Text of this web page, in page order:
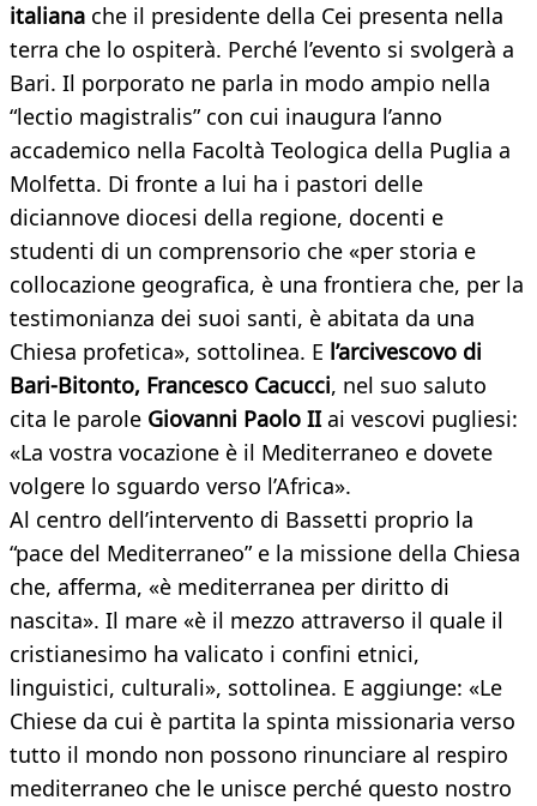
italiana che il presidente della Cei presenta nella
terra che lo ospiterà. Perché l’evento si svolgerà a
Bari. Il porporato ne parla in modo ampio nella
“lectio magistralis” con cui inaugura l’anno
accademico nella Facoltà Teologica della Puglia a
Molfetta. Di fronte a lui ha i pastori delle
diciannove diocesi della regione, docenti e
studenti di un comprensorio che «per storia e
collocazione geografica, è una frontiera che, per la
testimonianza dei suoi santi, è abitata da una
Chiesa profetica», sottolinea. E l’arcivescovo di
Bari-Bitonto, Francesco Cacucci, nel suo saluto
cita le parole Giovanni Paolo IIai vescovi pugliesi:
«La vostra vocazione è il Mediterraneo e dovete
volgere lo sguardo verso l’Africa».
Al centro dell’intervento di Bassetti proprio la
“pace del Mediterraneo” e la missione della Chiesa
che, afferma, «è mediterranea per diritto di
nascita». Il mare «è il mezzo attraverso il quale il
cristianesimo ha valicato i confini etnici,
linguistici, culturali», sottolinea. E aggiunge: «Le
Chiese da cui è partita la spinta missionaria verso
tutto il mondo non possono rinunciare al respiro
mediterraneo che le unisce perché questo nostro